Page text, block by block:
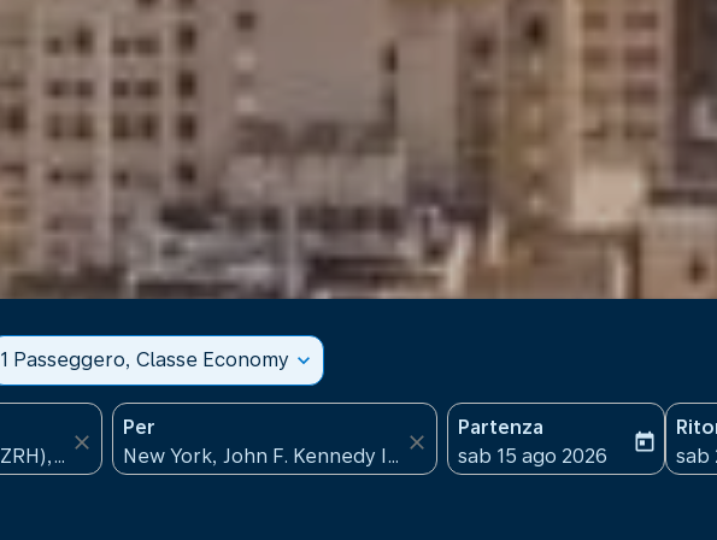
1 Passeggero, Classe Economy expand_more
close
Per
close
Partenza
fc-booking-departure-
sab 15 ago 2026
today
fc-
sab